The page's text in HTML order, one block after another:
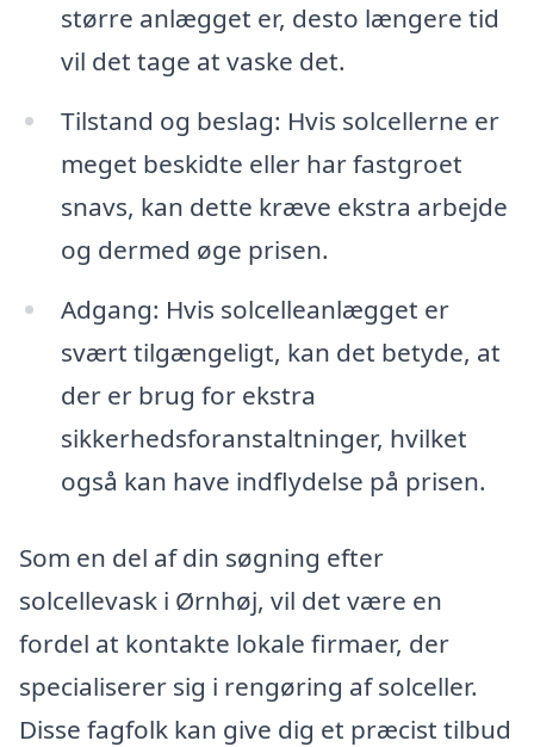
større anlægget er, desto længere tid
vil det tage at vaske det.
Tilstand og beslag: Hvis solcellerne er
meget beskidte eller har fastgroet
snavs, kan dette kræve ekstra arbejde
og dermed øge prisen.
Adgang: Hvis solcelleanlægget er
svært tilgængeligt, kan det betyde, at
der er brug for ekstra
sikkerhedsforanstaltninger, hvilket
også kan have indflydelse på prisen.
Som en del af din søgning efter
solcellevask i Ørnhøj, vil det være en
fordel at kontakte lokale firmaer, der
specialiserer sig i rengøring af solceller.
Disse fagfolk kan give dig et præcist tilbud